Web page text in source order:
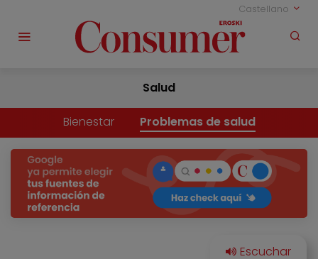
Castellano
Salud
Bienestar Problemas de salud